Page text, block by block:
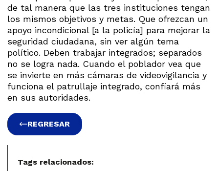
de tal manera que las tres instituciones tengan
los mismos objetivos y metas. Que ofrezcan un
apoyo incondicional [a la policía] para mejorar la
seguridad ciudadana, sin ver algún tema
político. Deben trabajar integrados; separados
no se logra nada. Cuando el poblador vea que
se invierte en más cámaras de videovigilancia y
funciona el patrullaje integrado, confiará más
en sus autoridades.
REGRESAR
Tags relacionados: